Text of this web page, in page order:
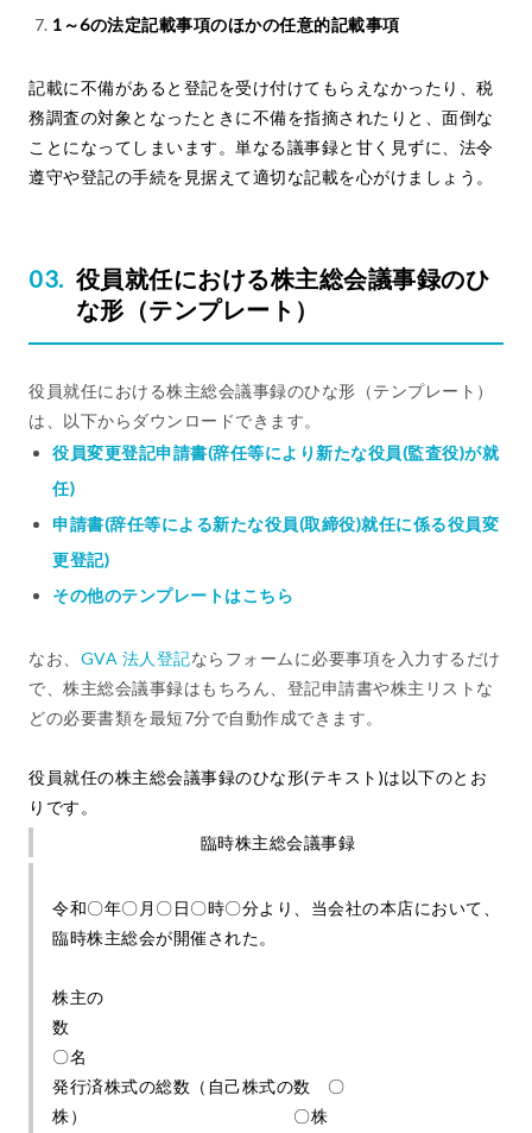
1～6の法定記載事項のほかの任意的記載事項
記載に不備があると登記を受け付けてもらえなかったり、税
務調査の対象となったときに不備を指摘されたりと、面倒な
ことになってしまいます。単なる議事録と甘く見ずに、法令
遵守や登記の手続を見据えて適切な記載を心がけましょう。
役員就任における株主総会議事録のひ
な形（テンプレート）
役員就任における株主総会議事録のひな形（テンプレート）
は、以下からダウンロードできます。
役員変更登記申請書(辞任等により新たな役員(監査役)が就
任)
申請書(辞任等による新たな役員(取締役)就任に係る役員変
更登記)
その他のテンプレートはこちら
なお、 GVA 法人登記ならフォームに必要事項を入力するだけ
で、株主総会議事録はもちろん、登記申請書や株主リストな
どの必要書類を最短7分で自動作成できます。
役員就任の株主総会議事録のひな形(テキスト)は以下のとお
りです。
臨時株主総会議事録
令和〇年〇月〇日〇時〇分より、当会社の本店において、
臨時株主総会が開催された。
株主の
〇名
発行済株式の総数（自己株式の数 〇
株） 〇株